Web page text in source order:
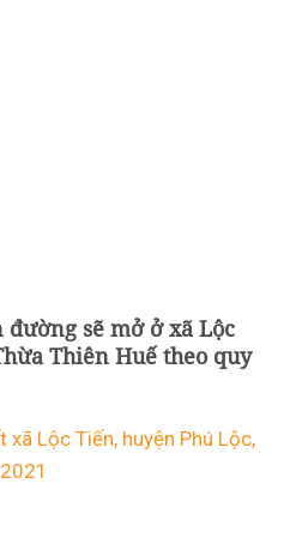
sẽ mở ở xã Lộc
Thiên Huế theo quy
Lộc Tiến, huyện Phú Lộc,